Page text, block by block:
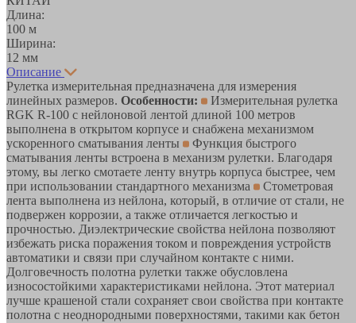
Длина:
100 м
Ширина:
12 мм
Описание
Рулетка измерительная предназначена для измерения
линейных размеров. Особенности:
Измерительная рулетка
RGK R-100 с нейлоновой лентой длиной 100 метров
выполнена в открытом корпусе и снабжена механизмом
ускоренного сматывания ленты
Функция быстрого
сматывания ленты встроена в механизм рулетки. Благодаря
этому, вы легко смотаете ленту внутрь корпуса быстрее, чем
при использовании стандартного механизма
Стометровая
лента выполнена из нейлона, который, в отличие от стали, не
подвержен коррозии, а также отличается легкостью и
прочностью. Диэлектрические свойства нейлона позволяют
избежать риска поражения током и повреждения устройств
автоматики и связи при случайном контакте с ними.
Долговечность полотна рулетки также обусловлена
износостойкими характеристиками нейлона. Этот материал
лучше крашеной стали сохраняет свои свойства при контакте
полотна с неоднородными поверхностями, такими как бетон